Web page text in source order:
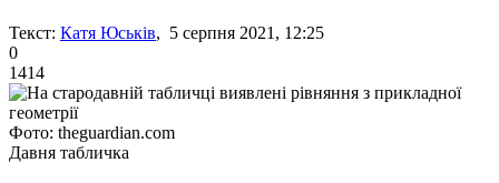
Текст: Катя Юськів, 5 серпня 2021, 12:25
0
1414
Фото: theguardian.com
Давня табличка